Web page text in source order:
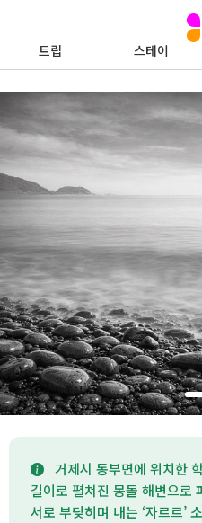
트립 스테이
거제시 동부면에 위치한
길이로 펼쳐진 몽돌 해변으로
서로 부딪히며 내는 ‘자르르’